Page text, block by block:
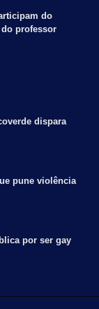
do
professor
dispara
pune violência
por ser gay